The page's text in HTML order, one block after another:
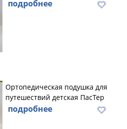
подробнее
Ортопедическая подушка для
путешествий детская ПасТер
подробнее